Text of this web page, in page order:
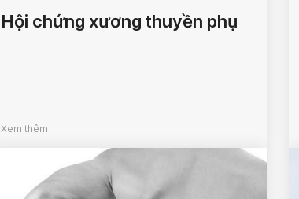
Hội chứng xương thuyền phụ
Xem thêm